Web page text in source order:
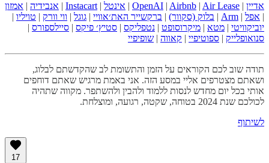
אדיין |
OpenAI | Airbnb | Air Lease
| אינטל |
Instacart
| אנבידיה | אמזון
| אפל |
Arm
| בלוק (סקוור) | ברקשייר האת׳אוויי | גוגל | ווי וורק | טויליו |
יוביקוויטי | מטא | מיקרוסופט | נטפליקס | סטיץ׳ פיקס | סיילספורס |
סנואופלייק | ספוטיפיי | קאווה | שופיפיי
תודה שוב לכם הקוראים על הזמן והתשומת לב שהקדשתם לבלוג,
ושאתם מצטרפים אליי במסע הזה. אני באמת מרגיש שאתם דוחפים
אותי בכל יום מחדש לנסות ללמוד ולהבין ולהשתפר. מקווה שתהיה
לכולכם שנת 2024 בטוחה, שקטה, רגועה, ומוצלחת.
לשיתוף
17